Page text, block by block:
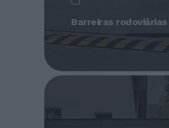
Barreiras rodoviárias